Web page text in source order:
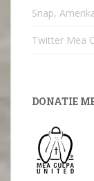
Snap,
Twitter Mea
DONATIE